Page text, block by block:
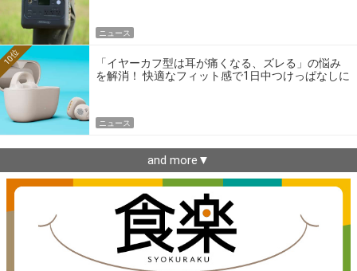
ニュース
「イヤーカフ型は耳が痛くなる、ズレる」の悩み
を解消！ 快適なフィット感で1日中つけっぱなしに
10位
ニュース
and more▼